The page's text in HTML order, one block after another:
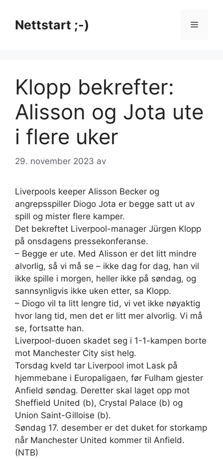
innholdNettstart ;-) Meny
Klopp bekrefter:
Alisson og Jota ute
i flere uker
29. november 2023 av
Liverpools keeper Alisson Becker og
angrepsspiller Diogo Jota er begge satt ut av
spill og mister flere kamper.
Det bekreftet Liverpool-manager Jürgen Klopp
på onsdagens pressekonferanse.
– Begge er ute. Med Alisson er det litt mindre
alvorlig, så vi må se – ikke dag for dag, han vil
ikke spille i morgen, heller ikke på søndag, og
sannsynligvis ikke uken etter, sa Klopp.
– Diogo vil ta litt lengre tid, vi vet ikke nøyaktig
hvor lang tid, men det er litt mer alvorlig. Vi må
se, fortsatte han.
Liverpool-duoen skadet seg i 1-1-kampen borte
mot Manchester City sist helg.
Torsdag kveld tar Liverpool imot Lask på
hjemmebane i Europaligaen, før Fulham gjester
Anfield søndag. Deretter skal laget opp mot
Sheffield United (b), Crystal Palace (b) og
Union Saint-Gilloise (b).
Søndag 17. desember er det duket for storkamp
når Manchester United kommer til Anfield.
(NTB)